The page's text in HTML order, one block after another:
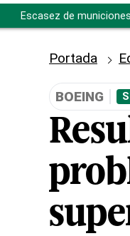
Escasez de municiones
Portada
BOEING